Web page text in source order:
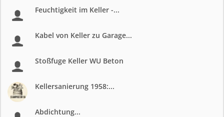
Feuchtigkeit im Keller -...
Kabel von Keller zu Garage...
Stoßfuge Keller WU Beton
Kellersanierung 1958:...
Abdichtung...